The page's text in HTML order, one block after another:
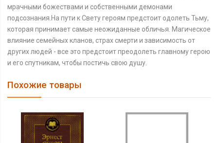
мрачными божествами и собственными демонами
подсознания.На пути к Свету героям предстоит одолеть Тьму,
которая принимает самые неожиданные обличья. Магическое
влияние семейных кланов, страх смерти и зависимость от
других людей - все это предстоит преодолеть главному герою
и его спутникам, чтобы постичь свою душу.
Похожие товары